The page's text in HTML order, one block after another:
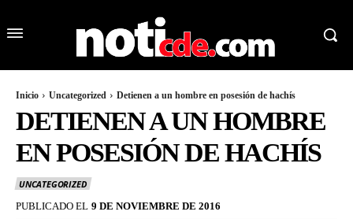
Inicio Uncategorized Detienen a un hombre en posesión de hachís
DETIENEN A UN HOMBRE
EN POSESIÓN DE HACHÍS
UNCATEGORIZED
PUBLICADO EL 9 DE NOVIEMBRE DE 2016